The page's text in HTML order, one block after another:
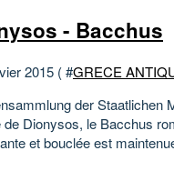
- Bacchus
2015 ( #GRECE
der Staatlichen
de Dionysos, le Bacchus
et bouclée est